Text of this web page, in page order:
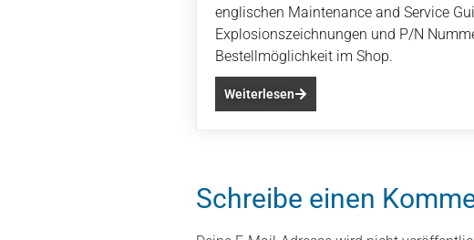
englischen Maintenance and Service
Explosionszeichnungen und P/N
Bestellmöglichkeit im Shop.
Weiterlesen
Schreibe einen